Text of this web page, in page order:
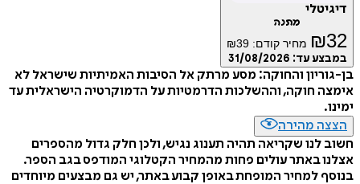
דיגיטלי
מתנה
₪32 מחיר קודם: ₪39
במבצע עד: 31/08/2026
בן-גוריון והחוקה: מסע מרתק אל הסיבות האמיתיות שישראל לא
אימצה חוקה, וההשלכות הדרמטיות על הדמוקרטיה הישראלית עד
ימינו.
הצצה מהירה
חשוב לנו שקריאה תהיה תענוג נגיש, ולכן חלק גדול מהספרים
אצלנו באתר עולים פחות מהמחיר הקטלוגי המודפס בגב הספר.
בנוסף למחיר המופחת באופן קבוע באתר, יש גם מבצעים מיוחדים